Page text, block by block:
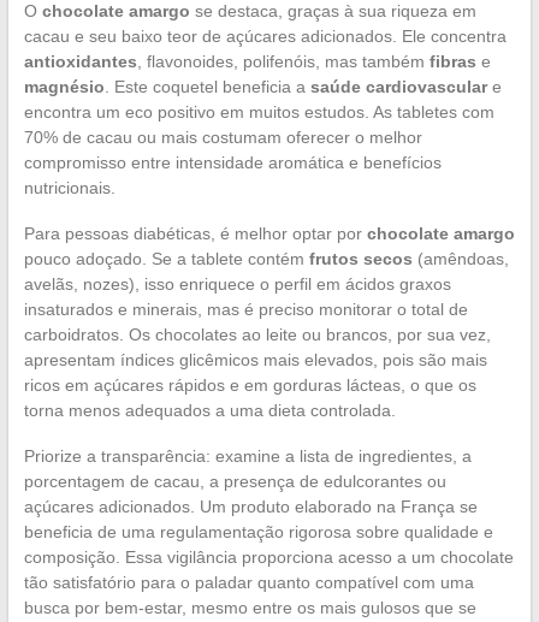
O chocolate amargo se destaca, graças à sua riqueza em
cacau e seu baixo teor de açúcares adicionados. Ele concentra
antioxidantes , flavonoides, polifenóis, mas também fibras e
magnésio . Este coquetel beneficia a saúde cardiovasculare
encontra um eco positivo em muitos estudos. As tabletes com
70% de cacau ou mais costumam oferecer o melhor
compromisso entre intensidade aromática e benefícios
nutricionais.
Para pessoas diabéticas, é melhor optar por chocolate amargo
pouco adoçado. Se a tablete contém frutos secos (amêndoas,
avelãs, nozes), isso enriquece o perfil em ácidos graxos
insaturados e minerais, mas é preciso monitorar o total de
carboidratos. Os chocolates ao leite ou brancos, por sua vez,
apresentam índices glicêmicos mais elevados, pois são mais
ricos em açúcares rápidos e em gorduras lácteas, o que os
torna menos adequados a uma dieta controlada.
Priorize a transparência: examine a lista de ingredientes, a
porcentagem de cacau, a presença de edulcorantes ou
açúcares adicionados. Um produto elaborado na França se
beneficia de uma regulamentação rigorosa sobre qualidade e
composição. Essa vigilância proporciona acesso a um chocolate
tão satisfatório para o paladar quanto compatível com uma
busca por bem-estar, mesmo entre os mais gulosos que se